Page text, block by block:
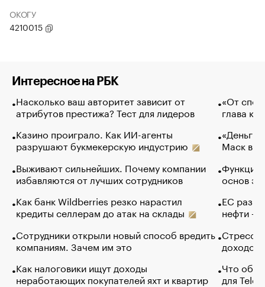
ОКОГУ
4210015
Интересное на РБК
Насколько ваш авторитет зависит от
атрибутов престижа? Тест для лидеров
Казино проиграло. Как ИИ-агенты
разрушают букмекерскую индустрию
Выживают сильнейших. Почему компании
избавляются от лучших сотрудников
Как банк Wildberries резко нарастил
кредиты селлерам до атак на склады
Сотрудники открыли новый способ вредить
компаниям. Зачем им это
Как налоговики ищут доходы
неработающих покупателей яхт и квартир
«От
глава
«Деньги
Маск в
Функции
основ
ЕС
нефти —
Стресс
доходов
Что
для